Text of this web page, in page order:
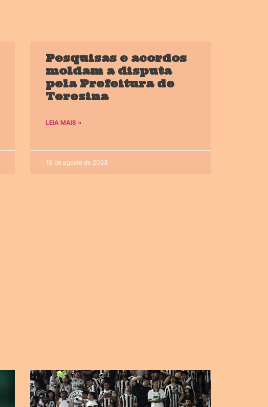
Pesquisas e acordos
moldam a disputa
pela Prefeitura de
Teresina
LEIA MAIS »
10 de agosto de 2023